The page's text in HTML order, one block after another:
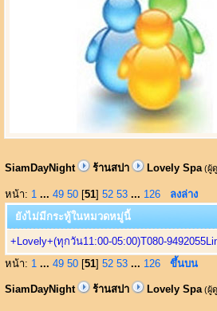
SiamDayNight ร้านสปา Lovely Spa (ผู้
หน้า: 1 ... 49 50 [51] 52 53 ... 126
ลงล่าง
ยังไม่มีกระทู้ในหมวดหมู่นี้
+Lovely+(ทุกวัน11:00-05:00)T080-
หน้า: 1 ... 49 50 [51] 52 53 ... 126 ขึ้นบน
SiamDayNight ร้านสปา Lovely Spa (ผู้